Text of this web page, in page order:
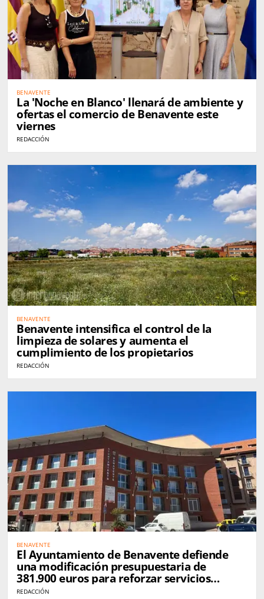
BENAVENTE
La 'Noche en Blanco' llenará de ambiente y
ofertas el comercio de Benavente este
viernes
REDACCIÓN
BENAVENTE
Benavente intensifica el control de la
limpieza de solares y aumenta el
cumplimiento de los propietarios
REDACCIÓN
BENAVENTE
El Ayuntamiento de Benavente defiende
una modificación presupuestaria de
381.900 euros para reforzar servicios
municipales
REDACCIÓN